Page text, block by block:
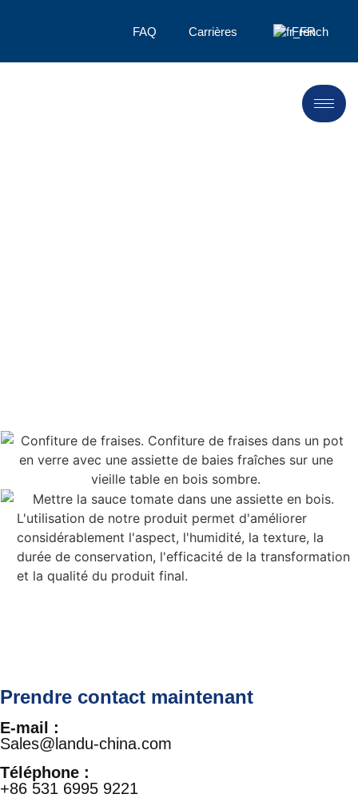
FAQ Carrières French
L'utilisation de notre produit permet d'améliorer
considérablement l'aspect, l'humidité, la texture, la
durée de conservation, l'efficacité de la transformation
et la qualité du produit final.
Prendre contact maintenant
E-mail :
Sales@landu-china.com
Téléphone :
+86 531 6995 9221